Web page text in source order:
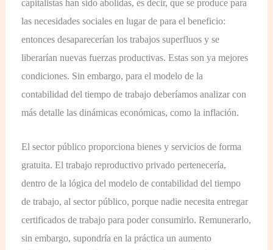
capitalistas han sido abolidas, es decir, que se produce para
las necesidades sociales en lugar de para el beneficio:
entonces desaparecerían los trabajos superfluos y se
liberarían nuevas fuerzas productivas. Estas son ya mejores
condiciones. Sin embargo, para el modelo de la
contabilidad del tiempo de trabajo deberíamos analizar con
más detalle las dinámicas económicas, como la inflación.
El sector público proporciona bienes y servicios de forma
gratuita. El trabajo reproductivo privado pertenecería,
dentro de la lógica del modelo de contabilidad del tiempo
de trabajo, al sector público, porque nadie necesita entregar
certificados de trabajo para poder consumirlo. Remunerarlo,
sin embargo, supondría en la práctica un aumento